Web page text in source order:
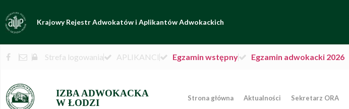
Krajowy Rejestr Adwokatów i Aplikantów Adwokackich
Strefa logowania APLIKANCI Egzamin wstępny Egzamin adwokacki 2026
IZBA ADWOKACKA
W ŁODZI
Strona główna Aktualności Sekretarz ORA